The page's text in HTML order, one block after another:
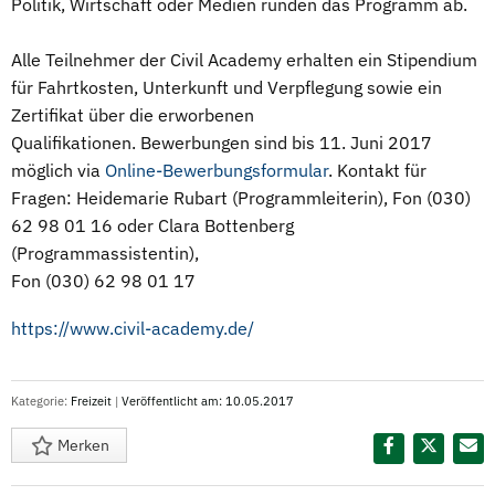
Politik, Wirtschaft oder Medien runden das Programm ab.
Alle Teilnehmer der Civil Academy erhalten ein Stipendium
für Fahrtkosten, Unterkunft und Verpflegung sowie ein
Zertifikat über die erworbenen
Qualifikationen. Bewerbungen sind bis 11. Juni 2017
möglich via Online-Bewerbungsformular. Kontakt für
Fragen: Heidemarie Rubart (Programmleiterin), Fon (030)
62 98 01 16 oder Clara Bottenberg
(Programmassistentin),
Fon (030) 62 98 01 17
https://www.civil-academy.de/
Kategorie: Freizeit | Veröffentlicht am: 10.05.2017
Merken